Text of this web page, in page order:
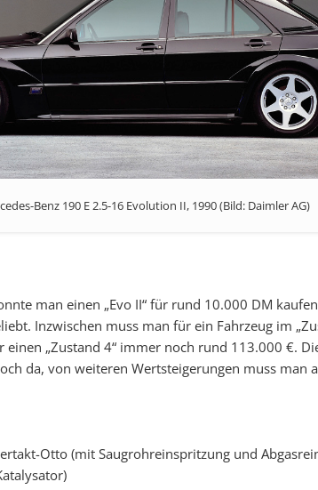
Benz 190 E 2.5-16 Evolution II, 1990 (Bild: Daimler AG)
man einen „Evo II“ für rund 10.000 DM
Inzwischen muss man für ein Fahrzeug im
„Zustand 4“ immer noch rund 113.000 €.
da, von weiteren Wertsteigerungen muss man
Otto (mit Saugrohreinspritzung und